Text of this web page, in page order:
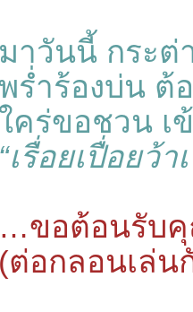
มาวันนี้ กระต่
ร่ำร้องบ่น ต้
ใคร่ขอชวน
“เรื่อยเปื่อยว้
…ขอต้อนรับ
(ต่อกลอนเล่น